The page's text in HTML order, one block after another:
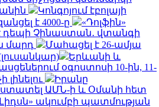
Կոնգոյում էբոլայի
է 4000-ը
«Դոլֆին»
դեպի Չինաստան․ վտանգի
մարդ
Մահացել է 26-ամյա
Երևանի և
օգոստոսի 10-ին, 11-
լինելու
Իրանը
ԱՄՆ-ի և Օմանի հետ
ակումբի պատմության